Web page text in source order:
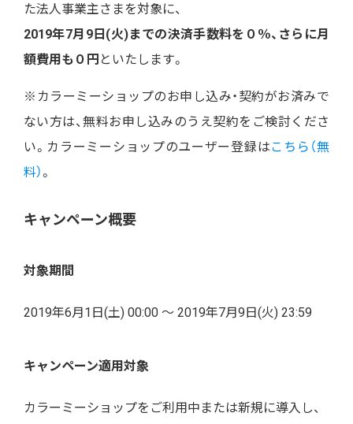
た法人事業主さまを対象に、
2019年7月9日(火)までの決済手数料を０％、さらに月
額費用も０円 といたします。
※カラーミーショップのお申し込み・契約がお済みで
ない方は、無料お申し込みのうえ契約をご検討くださ
い。カラーミーショップのユーザー登録はこちら（無
料）。
キャンペーン概要
対象期間
2019年6月1日(土) 00:00 ～ 2019年7月9日(火) 23:59
キャンペーン適用対象
カラーミーショップをご利用中または新規に導入し、